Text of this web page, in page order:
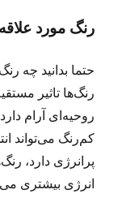
رنگ مورد علاقه
حتما بدانید چه
رنگ‌ها تاثیر
روحیه‌ای آرام
کم‌رنگ می‌تواند
پرانرژی دارد،
انرژی بیشتری